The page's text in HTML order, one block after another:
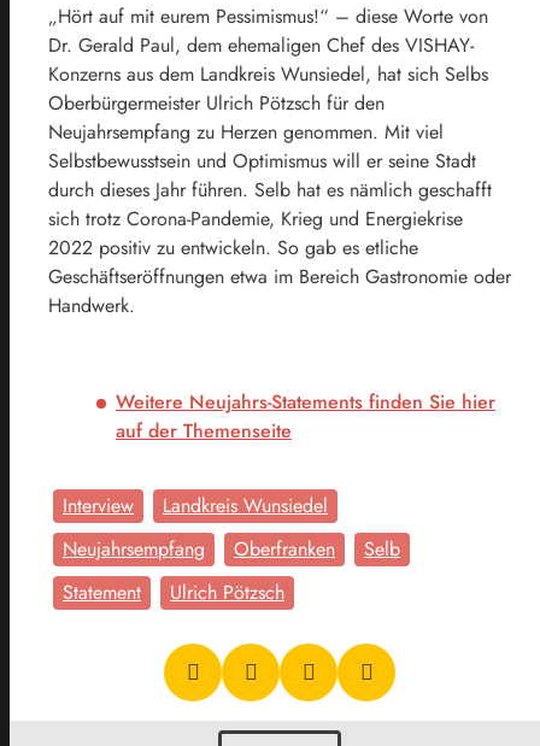
„Hört auf mit eurem Pessimismus!“ – diese Worte von
Dr. Gerald Paul, dem ehemaligen Chef des VISHAY-
Konzerns aus dem Landkreis Wunsiedel, hat sich Selbs
Oberbürgermeister Ulrich Pötzsch für den
Neujahrsempfang zu Herzen genommen. Mit viel
Selbstbewusstsein und Optimismus will er seine Stadt
durch dieses Jahr führen. Selb hat es nämlich geschafft
sich trotz Corona-Pandemie, Krieg und Energiekrise
2022 positiv zu entwickeln. So gab es etliche
Geschäftseröffnungen etwa im Bereich Gastronomie oder
Handwerk.
Weitere Neujahrs-Statements finden Sie hier
auf der Themenseite
Interview
Landkreis Wunsiedel
Neujahrsempfang
Oberfranken
Selb
Statement
Ulrich Pötzsch